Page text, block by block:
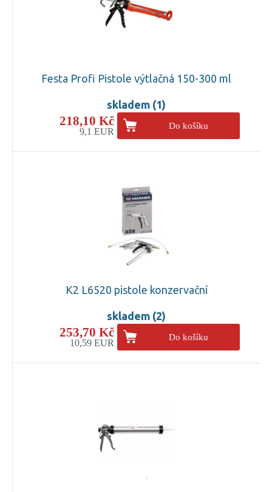
Festa Profi Pistole výtlačná 150-300 ml
skladem (1)
218,10 Kč
9,1 EUR
Do košíku
K2 L6520 pistole konzervační
skladem (2)
253,70 Kč
10,59 EUR
Do košíku